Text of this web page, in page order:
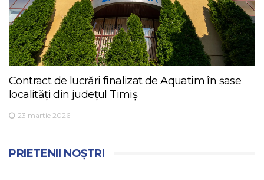
Contract de lucrări finalizat de Aquatim în șase
localități din județul Timiș
23 martie 2026
PRIETENII NOȘTRI